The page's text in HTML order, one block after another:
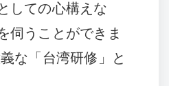
しての心構えな
伺うことができま
な「台湾研修」と